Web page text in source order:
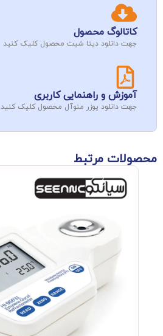
کاتالوگ محصول
جهت دانلود دیتا شیت محصول کلیک کنید
آموزش و راهنمایی کاربری
جهت دانلود یوزر منوآل محصول کلیک کنید
محصولات مرتبط